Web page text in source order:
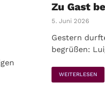
Zu Gast
5. Juni 2026
Gestern
begrüßen:
WEITERLESEN